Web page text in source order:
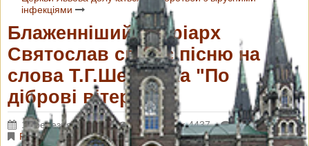
інфекціями
Блаженніший Патріарх
Святослав співає пісню на
слова Т.Г.Шевченка "По
діброві вітер виє"
11 березня 2020 р. Переглядів: 4437
Коментарі: 0
Різне